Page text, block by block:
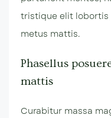
tristique elit lobortis
metus mattis.
Phasellus
mattis
Curabitur massa